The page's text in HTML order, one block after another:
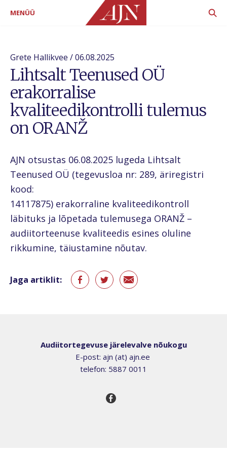
Grete Hallikvee / 06.08.2025
Lihtsalt Teenused OÜ
erakorralise
kvaliteedikontrolli tulemus
on ORANŽ
AJN otsustas 06.08.2025 lugeda Lihtsalt
Teenused OÜ (tegevusloa nr: 289, äriregistri
kood:
14117875) erakorraline kvaliteedikontroll
läbituks ja lõpetada tulemusega ORANŽ –
audiitorteenuse kvaliteedis esines oluline
rikkumine, täiustamine nõutav.
Jaga artiklit:
Audiitortegevuse järelevalve nõukogu
E-post: ajn (at) ajn.ee
telefon: 5887 0011
MENÜÜ